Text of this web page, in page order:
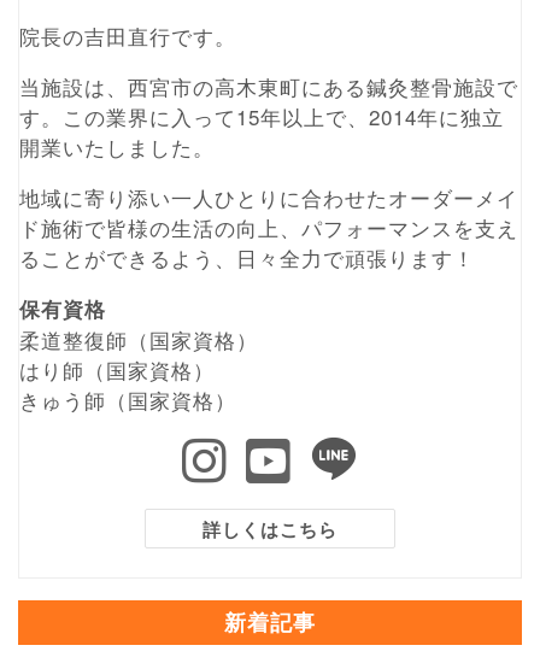
院長の吉田直行です。
当施設は、西宮市の高木東町にある鍼灸整骨施設で
す。この業界に入って15年以上で、2014年に独立
開業いたしました。
地域に寄り添い一人ひとりに合わせたオーダーメイ
ド施術で皆様の生活の向上、パフォーマンスを支え
ることができるよう、日々全力で頑張ります！
保有資格
柔道整復師（国家資格）
はり師（国家資格）
きゅう師（国家資格）
詳しくはこちら
新着記事